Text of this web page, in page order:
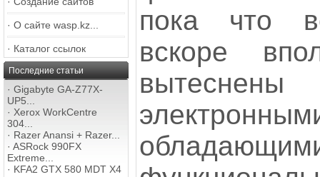
· О сайте wasp.kz...
· Каталог ссылок
Последние статьи
· Gigabyte GA-Z77X-
UP5...
· Xerox WorkCentre
304...
· Razer Anansi + Razer...
· ASRock 990FX
Extreme...
· KFA2 GTX 580 MDT X4
пока что
вскоре